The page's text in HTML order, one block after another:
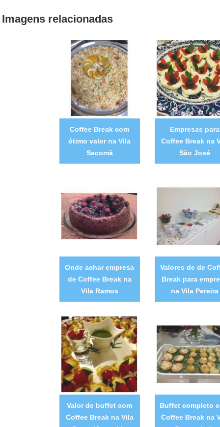
Imagens relacionadas
Coffee Break com
ótimo valor na Vila
Sacomã
Empresas para
Coffee Break na
São José
Onde achar empresa
de Coffee Break na
Vila Ramos
Valores de de
Break para
na Vila Pereira
Valor de buffet com
Coffee Break na Vila
Buffet completo
Coffee Break na